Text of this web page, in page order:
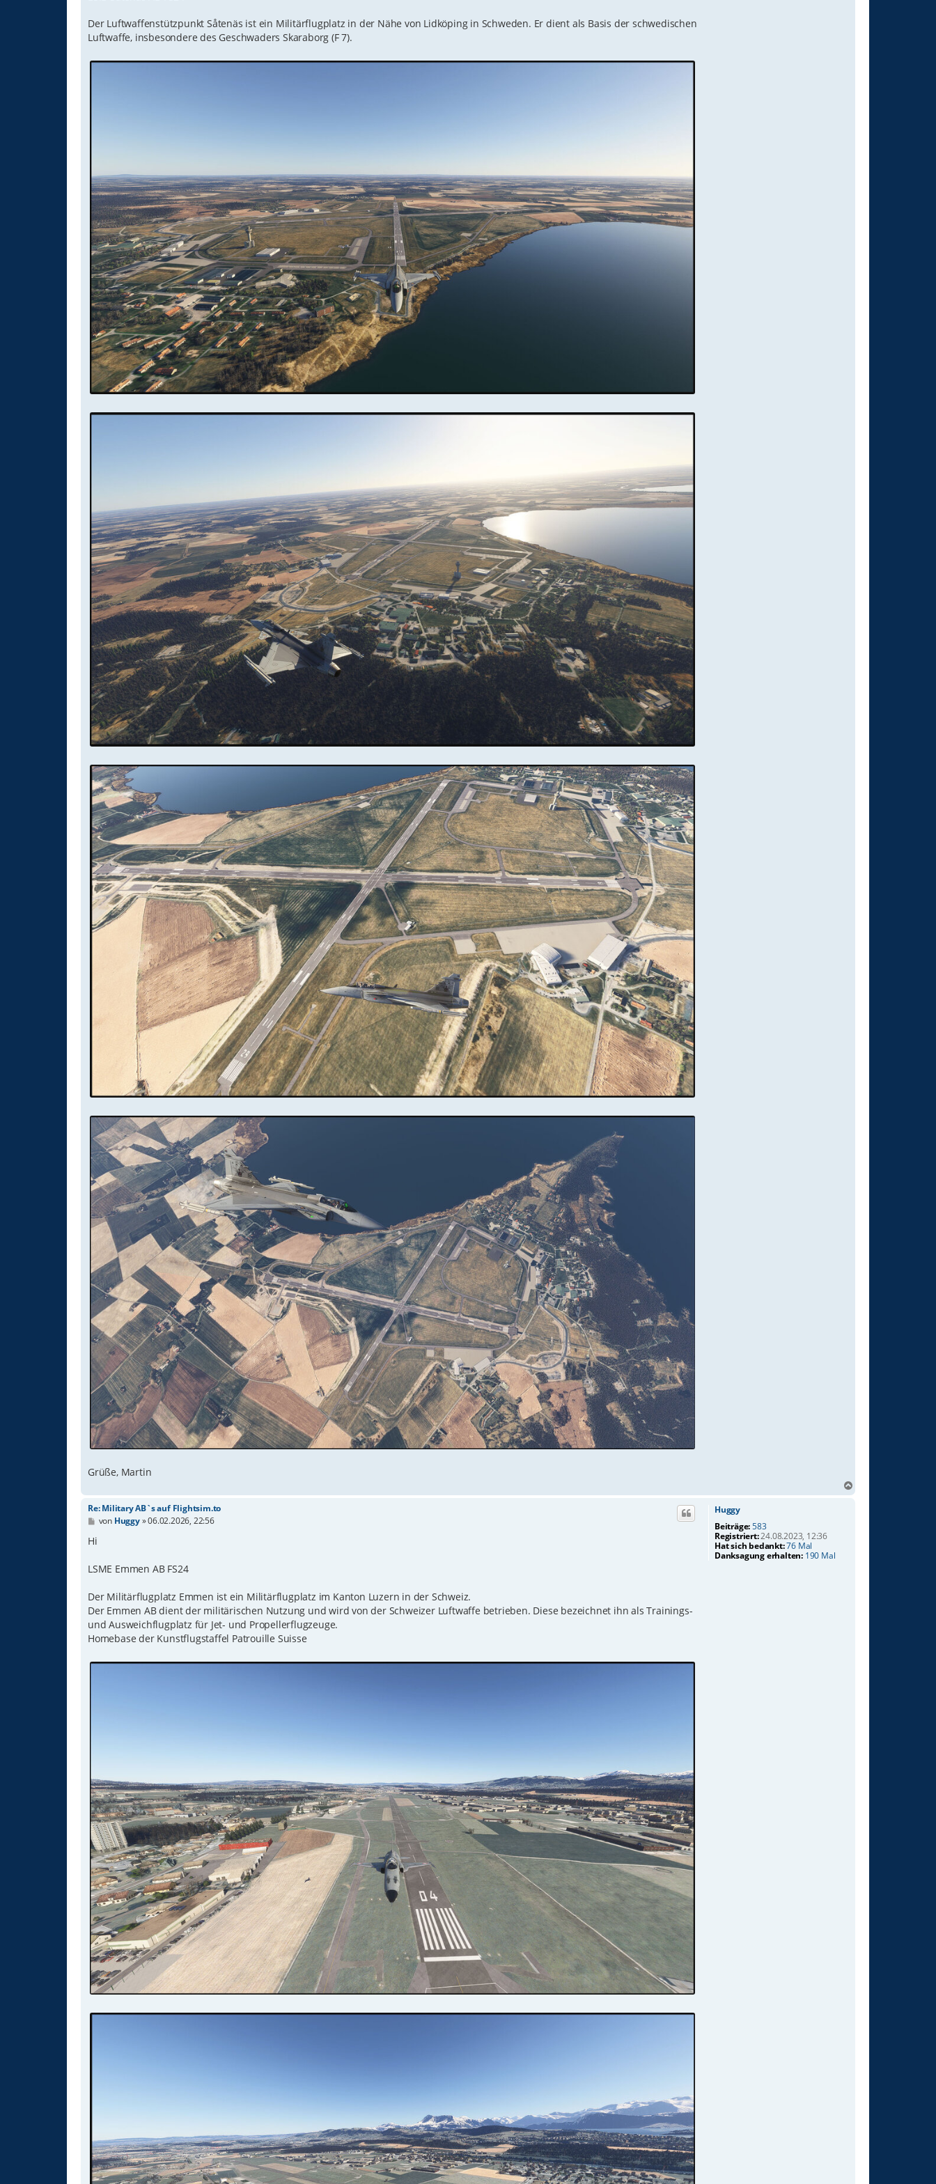
Der Luftwaffenstützpunkt Såtenäs ist ein Militärflugplatz in der Nähe von Lidköping in Schweden. Er dient als Basis der schwedischen
Luftwaffe, insbesondere des Geschwaders Skaraborg (F 7).
Grüße, Martin
Huggy
Beiträge:583
Registriert:24.08.2023, 12:36
Hat sich bedankt:76 Mal
Danksagung erhalten: 190 Mal
Re: Military AB`s auf Flightsim.to
B
i
a
von Huggy»06.02.2026, 22:56
Hi
LSME Emmen AB FS24
Der Militärflugplatz Emmen ist ein Militärflugplatz im Kanton Luzern in der Schweiz.
Der Emmen AB dient der militärischen Nutzung und wird von der Schweizer Luftwaffe betrieben. Diese bezeichnet ihn als Trainings-
und Ausweichflugplatz für Jet- und Propellerflugzeuge.
Homebase der Kunstflugstaffel Patrouille Suisse